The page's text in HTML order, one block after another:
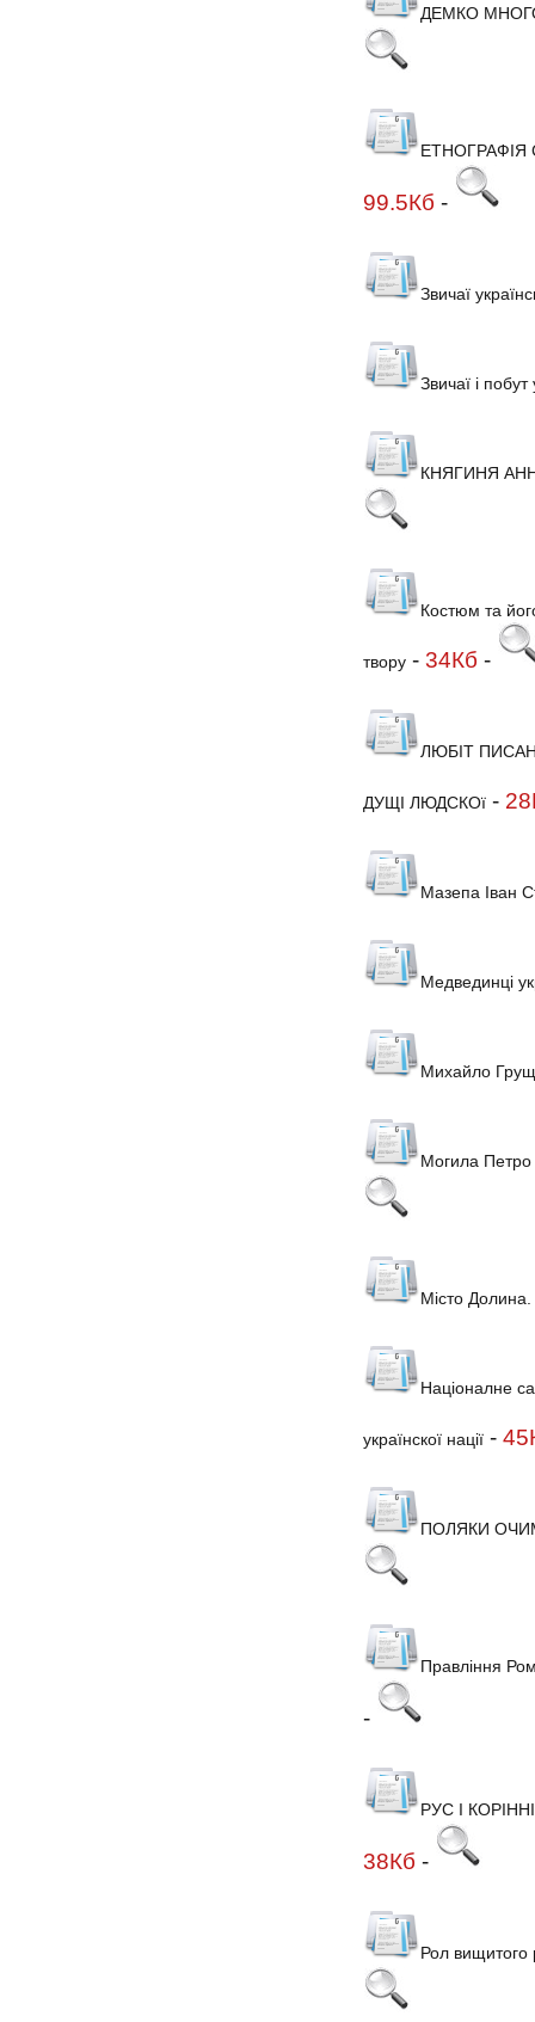
ДЕМКО
ЕТНОГРАФІЯ
99.5Кб -
Звичаї
Звичаї і
КНЯГИНЯ
Костюм та
твору- 34Кб -
ЛЮБІТ
ДУЩІ ЛЮДСКОї-
Мазепа Іван
Медвединці
Михайло
Могила Петро
Місто Долина.
Націоналне
українскої нації-
ПОЛЯКИ
Правління
-
РУС І
38Кб -
Рол вищитого